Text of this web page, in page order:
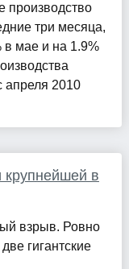
три месяца,
в мае и на 1.9%
апреля 2010
крупнейшей в
взрыв. Ровно
гигантские